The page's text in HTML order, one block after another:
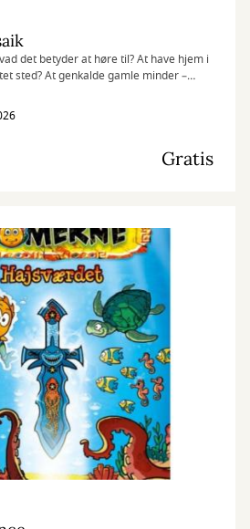
det betyder at høre til? At have hjem i
sted? At genkalde gamle minder –
At være en del af fællesskabet – og
Gratis